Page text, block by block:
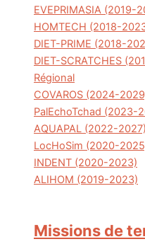
EVEPRIMASIA (2019-
HOMTECH (2018-
DIET-PRIME (2018-
DIET-SCRATCHES
Régional
COVAROS (2024-
PalEchoTchad (2023-
AQUAPAL (2022-2027)
LocHoSim (2020-
INDENT (2020-2023)
ALIHOM (2019-2023)
Missions de